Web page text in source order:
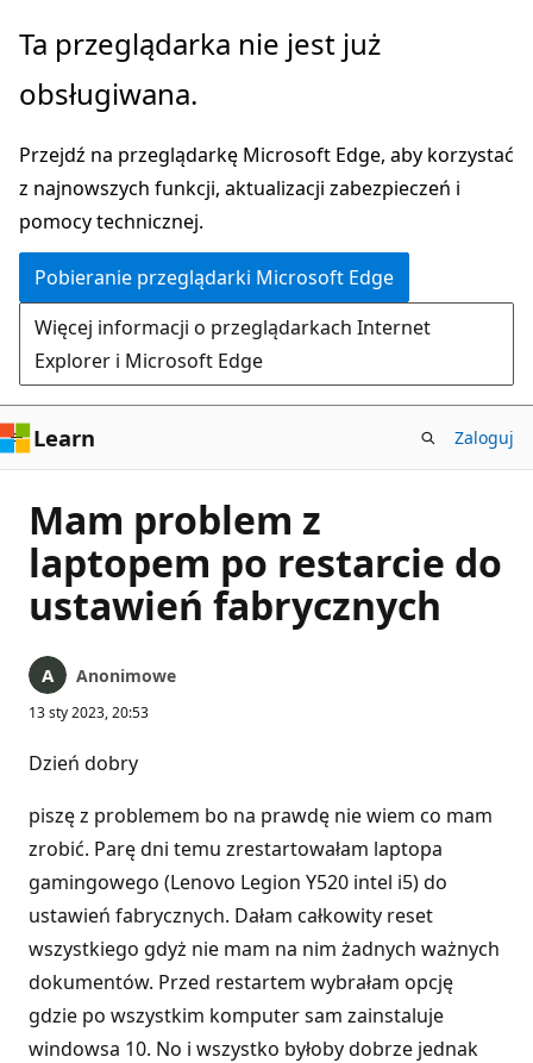
Przejdź
głównej
Ta przeglądarka nie jest już
obsługiwana.
Przejdź na przeglądarkę Microsoft Edge, aby korzystać
z najnowszych funkcji, aktualizacji zabezpieczeń i
pomocy technicznej.
Pobieranie przeglądarki Microsoft Edge
Więcej informacji o przeglądarkach Internet
Explorer i Microsoft Edge
Learn Zaloguj
Mam problem z
laptopem po restarcie do
ustawień fabrycznych
Anonimowe
13 sty 2023, 20:53
Dzień dobry
piszę z problemem bo na prawdę nie wiem co mam
zrobić. Parę dni temu zrestartowałam laptopa
gamingowego (Lenovo Legion Y520 intel i5) do
ustawień fabrycznych. Dałam całkowity reset
wszystkiego gdyż nie mam na nim żadnych ważnych
dokumentów. Przed restartem wybrałam opcję
gdzie po wszystkim komputer sam zainstaluje
windowsa 10. No i wszystko byłoby dobrze jednak